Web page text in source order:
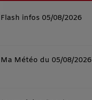
Flash infos 05/08/2026
Ma Météo du 05/08/2026